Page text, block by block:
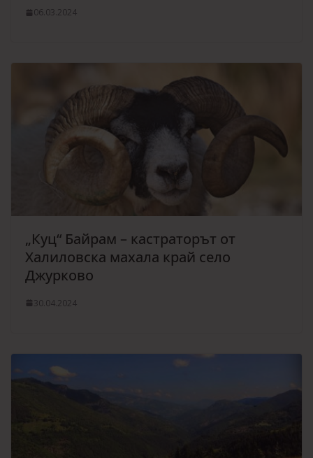
06.03.2024
„Куц“ Байрам – кастраторът от
Халиловска махала край село
Джурково
30.04.2024